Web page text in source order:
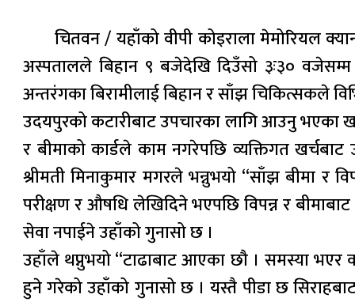
चितवन / यहाँको वीपी कोइराला मेमोरियल
अस्पतालले बिहान ९ बजेदेखि दिउँसो ३ः३० वजेसम्म
अन्तरंगका बिरामीलाई बिहान र साँझ चिकित्सकले
उदयपुरको कटारीबाट उपचारका लागि आउनु भएका
र बीमाको कार्डले काम नगरेपछि व्यक्तिगत
श्रीमती मिनाकुमार मगरले भन्नुभयो “साँझ बीमा र
परीक्षण र औषधि लेखिदिने भएपछि विपन्न र
सेवा नपाईने उहाँको गुनासो छ ।
उहाँले थप्नुभयो “टाढाबाट आएका छौ । समस्या भएर
हुने गरेको उहाँको गुनासो छ । यस्तै पीडा छ